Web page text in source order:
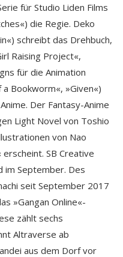
für Studio Liden Films
die Regie. Deko
schreibt das Drehbuch,
Raising Project«,
für die Animation
Bookworm«, »Given«)
Der Fantasy-Anime
Light Novel von Toshio
von Nao
erscheint. SB Creative
im September. Des
seit September 2017
»Gangan Online«-
zählt sechs
Altraverse ab
aus dem Dorf vor